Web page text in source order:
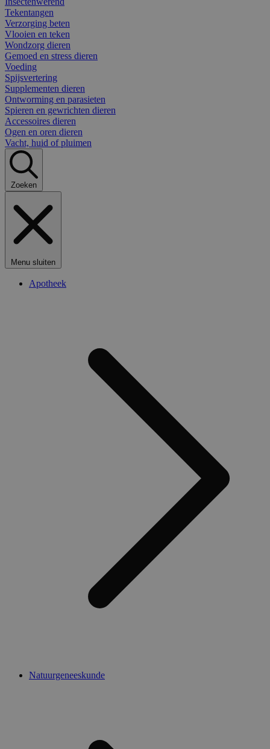
Tekentangen
Verzorging beten
Vlooien en teken
Wondzorg dieren
Gemoed en stress dieren
Voeding
Spijsvertering
Supplementen dieren
Ontworming en parasieten
Spieren en gewrichten dieren
Accessoires dieren
Ogen en oren dieren
Vacht, huid of pluimen
Zoeken
Menu sluiten
Apotheek
Natuurgeneeskunde